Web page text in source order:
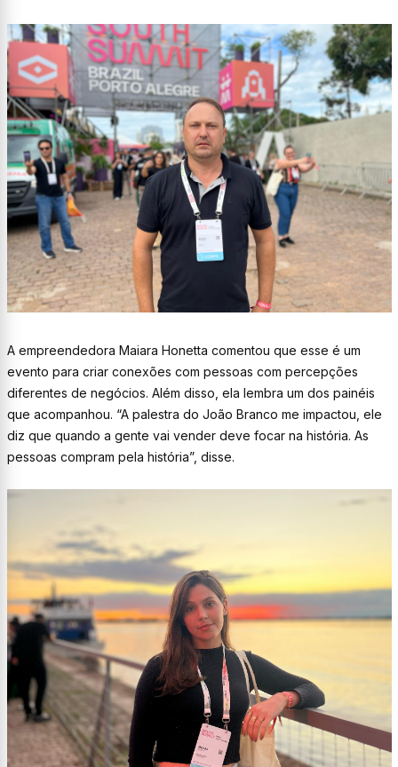
A empreendedora Maiara Honetta comentou que esse é um
evento para criar conexões com pessoas com percepções
diferentes de negócios. Além disso, ela lembra um dos painéis
que acompanhou. “A palestra do João Branco me impactou, ele
diz que quando a gente vai vender deve focar na história. As
pessoas compram pela história”, disse.